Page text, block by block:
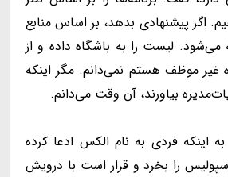
اگر پیشنهادی بدهد، بر اساس منابع
می‌شود. لیست را به باشگاه داده و از
غیر موظف هستم نمی‌دانم. مگر اینکه
بیاورند، آن وقت می‌دانم.
اینکه فردی به نام الکس ادعا کرده
را بخرد و قرار است با درویش